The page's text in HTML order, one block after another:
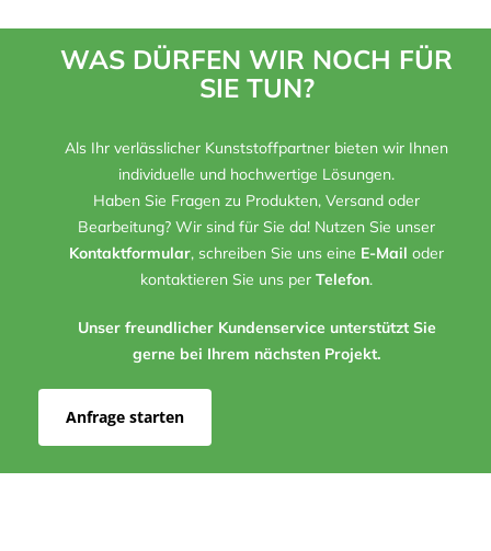
WAS DÜRFEN WIR NOCH FÜR
SIE TUN?
Als Ihr verlässlicher Kunststoffpartner bieten wir Ihnen
individuelle und hochwertige Lösungen.
Haben Sie Fragen zu Produkten, Versand oder
Bearbeitung? Wir sind für Sie da! Nutzen Sie unser
Kontaktformular, schreiben Sie uns eine E-Mail oder
kontaktieren Sie uns per Telefon.
Unser freundlicher Kundenservice unterstützt Sie
gerne bei Ihrem nächsten Projekt.
Anfrage starten